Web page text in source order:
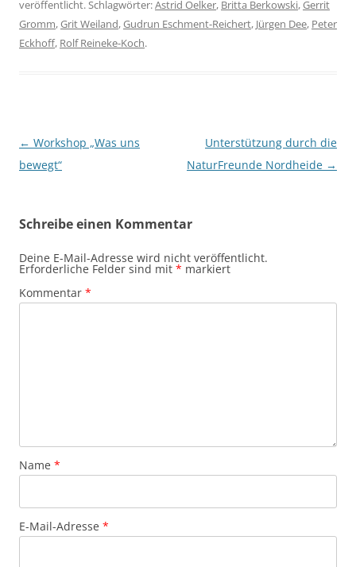
veröffentlicht. Schlagwörter:Astrid Oelker, Britta Berkowski,Gerrit
Gromm,Grit Weiland,Gudrun Eschment-Reichert, Jürgen Dee, Peter
Eckhoff, Rolf Reineke-Koch.
Beitragsnavigation
← Workshop „Was uns
bewegt“
Unterstützung durch die
NaturFreunde Nordheide →
Schreibe einen Kommentar
Deine E-Mail-Adresse wird nicht veröffentlicht.
Erforderliche Felder sind mit * markiert
Kommentar *
Name *
E-Mail-Adresse *